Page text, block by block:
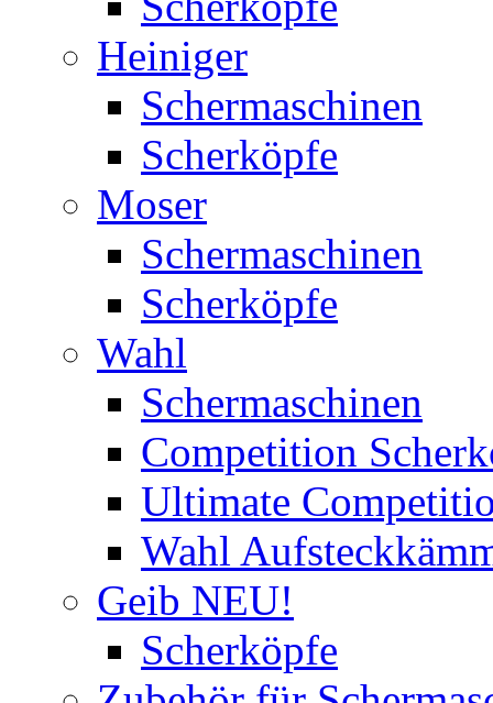
Heiniger
Schermaschinen
Scherköpfe
Moser
Schermaschinen
Scherköpfe
Wahl
Schermaschinen
Competition
Ultimate
Wahl
Geib NEU!
Scherköpfe